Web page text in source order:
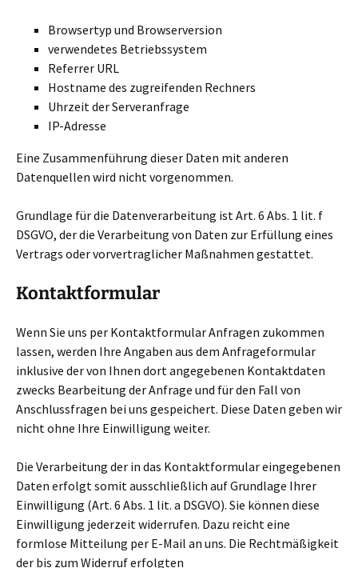
Browsertyp und Browserversion
verwendetes Betriebssystem
Referrer URL
Hostname des zugreifenden Rechners
Uhrzeit der Serveranfrage
IP-Adresse
Eine Zusammenführung dieser Daten mit anderen
Datenquellen wird nicht vorgenommen.
Grundlage für die Datenverarbeitung ist Art. 6 Abs. 1 lit. f
DSGVO, der die Verarbeitung von Daten zur Erfüllung eines
Vertrags oder vorvertraglicher Maßnahmen gestattet.
Kontaktformular
Wenn Sie uns per Kontaktformular Anfragen zukommen
lassen, werden Ihre Angaben aus dem Anfrageformular
inklusive der von Ihnen dort angegebenen Kontaktdaten
zwecks Bearbeitung der Anfrage und für den Fall von
Anschlussfragen bei uns gespeichert. Diese Daten geben wir
nicht ohne Ihre Einwilligung weiter.
Die Verarbeitung der in das Kontaktformular eingegebenen
Daten erfolgt somit ausschließlich auf Grundlage Ihrer
Einwilligung (Art. 6 Abs. 1 lit. a DSGVO). Sie können diese
Einwilligung jederzeit widerrufen. Dazu reicht eine
formlose Mitteilung per E-Mail an uns. Die Rechtmäßigkeit
der bis zum Widerruf erfolgten